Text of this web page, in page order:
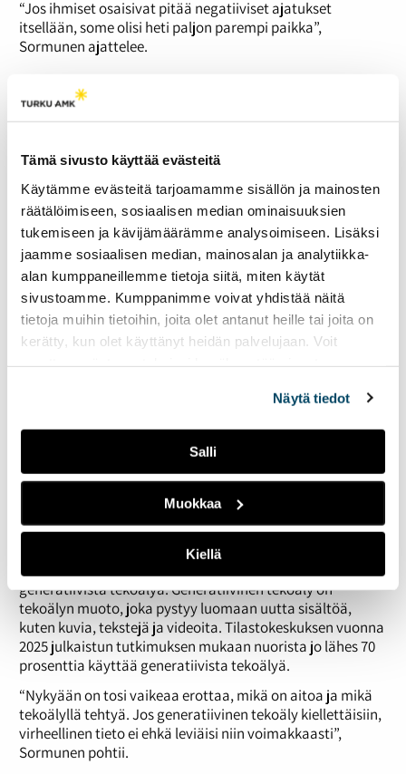
Tämä sivusto käyttää evästeitä
Käytämme evästeitä tarjoamamme sisällön ja mainosten
räätälöimiseen, sosiaalisen median ominaisuuksien
tukemiseen ja kävijämäärämme analysoimiseen. Lisäksi
jaamme sosiaalisen median, mainosalan ja analytiikka-
alan kumppaneillemme tietoja siitä, miten käytät
sivustoamme. Kumppanimme voivat yhdistää näitä
tietoja muihin tietoihin, joita olet antanut heille tai joita on
kerätty, kun olet käyttänyt heidän palvelujaan. Voit
Näytä tiedot
Salli
Muokkaa
Kiellä
“Jos ihmiset osaisivat pitää negatiiviset ajatukset
itsellään, some olisi heti paljon parempi paikka”,
Sormunen ajattelee.
Sormunen ajattelee, että somessa voi altistua
negatiivisille asioille aiempaa helpommin. Kuva: Ilona
Lähteenmäki
Varis tuottaa sateenkaariaiheista sisältöä sosiaalisen
Hän kertoo myös kohtaavansa päivittäin vihapuhetta
selatessaan somea. Hänen unelmiensa somessa olisi
tiukempia rajoituksia ja niiden tarkempaa valvomista.
“Esimerkiksi Instagramissahan on jo sääntö, että alle 13-
vuotiaat eivät saa käyttää sovellusta, mutta sitä ei
juurikaan valvota.”
Molempien ajatuskartoista löytyy yllättävä vaatimus: ei
generatiivista tekoälyä. Generatiivinen tekoäly on
tekoälyn muoto, joka pystyy luomaan uutta sisältöä,
kuten kuvia, tekstejä ja videoita. Tilastokeskuksen vuonna
2025 julkaistun tutkimuksen mukaan nuorista jo lähes 70
prosenttia käyttää generatiivista tekoälyä.
“Nykyään on tosi vaikeaa erottaa, mikä on aitoa ja mikä
tekoälyllä tehtyä. Jos generatiivinen tekoäly kiellettäisiin,
virheellinen tieto ei ehkä leviäisi niin voimakkaasti”,
Sormunen pohtii.